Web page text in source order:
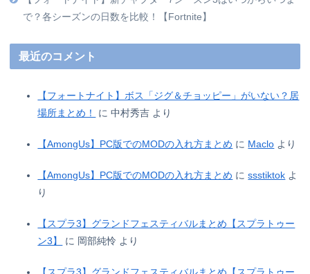
で？各シーズンの日数を比較！【Fortnite】
最近のコメント
【フォートナイト】ボス「ジグ＆チョッピー」がいない？居
場所まとめ！
に中村秀吉 より
【AmongUs】PC版でのMODの入れ方まとめ に Maclo より
【AmongUs】PC版でのMODの入れ方まとめ にssstiktok よ
り
【スプラ3】グランドフェスティバルまとめ【スプラトゥー
ン3】
に 岡部純怜 より